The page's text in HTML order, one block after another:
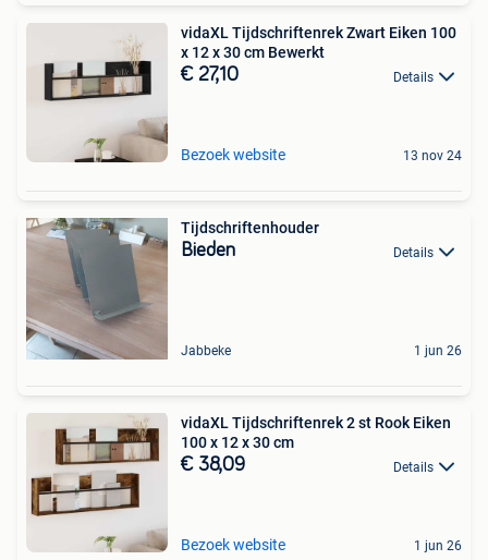
vidaXL Tijdschriftenrek Zwart Eiken 100
x 12 x 30 cm Bewerkt
€ 27,10 Details
Bezoek website 13 nov 24
Tijdschriftenhouder
Bieden Details
Jabbeke 1 jun 26
vidaXL Tijdschriftenrek 2 st Rook Eiken
100 x 12 x 30 cm
€ 38,09 Details
Bezoek website 1 jun 26